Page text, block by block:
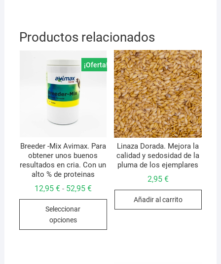
Productos relacionados
¡Oferta!
Breeder -Mix Avimax. Para
obtener unos buenos
resultados en cria. Con un
alto % de proteinas
12,95 € - 52,95 €Rango
precios:
52,95 €
Seleccionar
opciones
Este
Linaza Dorada. Mejora la
calidad y sedosidad de la
pluma de los ejemplares
2,95 €
Añadir al carrito